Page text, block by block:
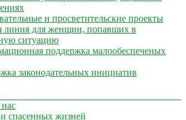
и просветительские проекты
линия для женщин, попавших в
ситуацию
поддержка малообеспеченых
законодательных инициатив
спасенных жизней